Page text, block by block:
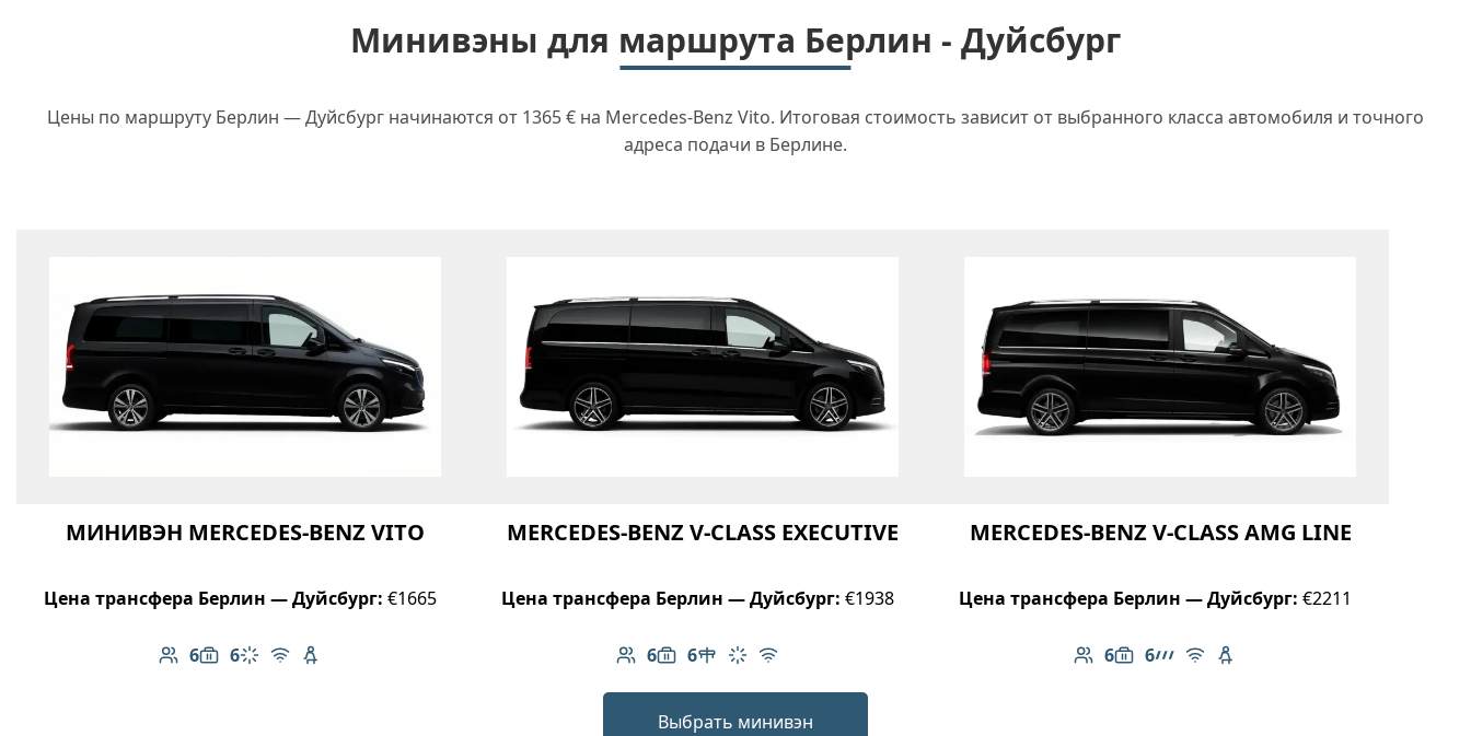
Минивэны для маршрута Берлин - Дуйсбург
Цены по маршруту Берлин — Дуйсбург начинаются от 1365 € на Mercedes-Benz Vito. Итоговая стоимость зависит от выбранного класса автомобиля и точного
адреса подачи в Берлине.
МИНИВЭН MERCEDES-BENZ VITO
Цена трансфера Берлин — Дуйсбург: €1665
6
Количество пассажиров: 6
6
Вместимость багажа: 6
Климат-контроль
Бесплатный Wi-Fi
Детское кресло
MERCEDES-BENZ V-CLASS EXECUTIVE
Цена трансфера Берлин — Дуйсбург: €1938
6
Количество пассажиров: 6
6
Вместимость багажа: 6
Стол в салоне
Климат-контроль
Бесплатный Wi-Fi
MERCEDES-BENZ V-CLASS AMG LINE
Цена трансфера Берлин — Дуйсбург: €2211
6
Количество пассажиров: 6
6
Вместимость багажа: 6
Линейка AMG
Бесплатный Wi-Fi
Детское кресло
Выбрать минивэн